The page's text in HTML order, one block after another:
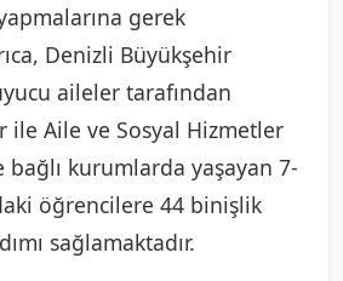
gerek
Denizli Büyükşehir
aileler tarafından
ile Aile ve Sosyal Hizmetler
bağlı kurumlarda yaşayan 7-
öğrencilere 44 binişlik
sağlamaktadır.